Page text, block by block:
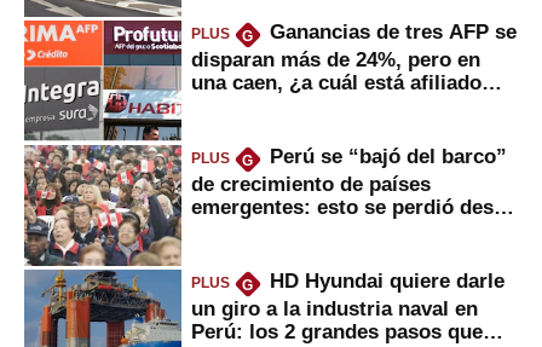
PLUS G
Ganancias de tres AFP se
disparan más de 24%, pero en
una caen, ¿a cuál está afiliado
PLUS G
Perú se “bajó del barco”
de crecimiento de países
emergentes: esto se perdió desde
PLUS G
HD Hyundai quiere darle
un giro a la industria naval en
Perú: los 2 grandes pasos que